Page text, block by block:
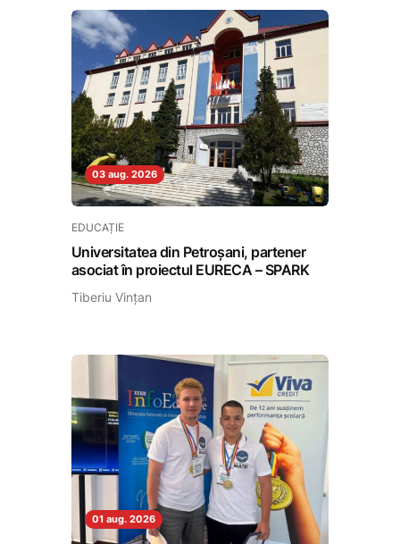
03 aug. 2026
EDUCAȚIE
Universitatea din Petroșani, partener
asociat în proiectul EURECA – SPARK
Tiberiu Vințan
01 aug. 2026